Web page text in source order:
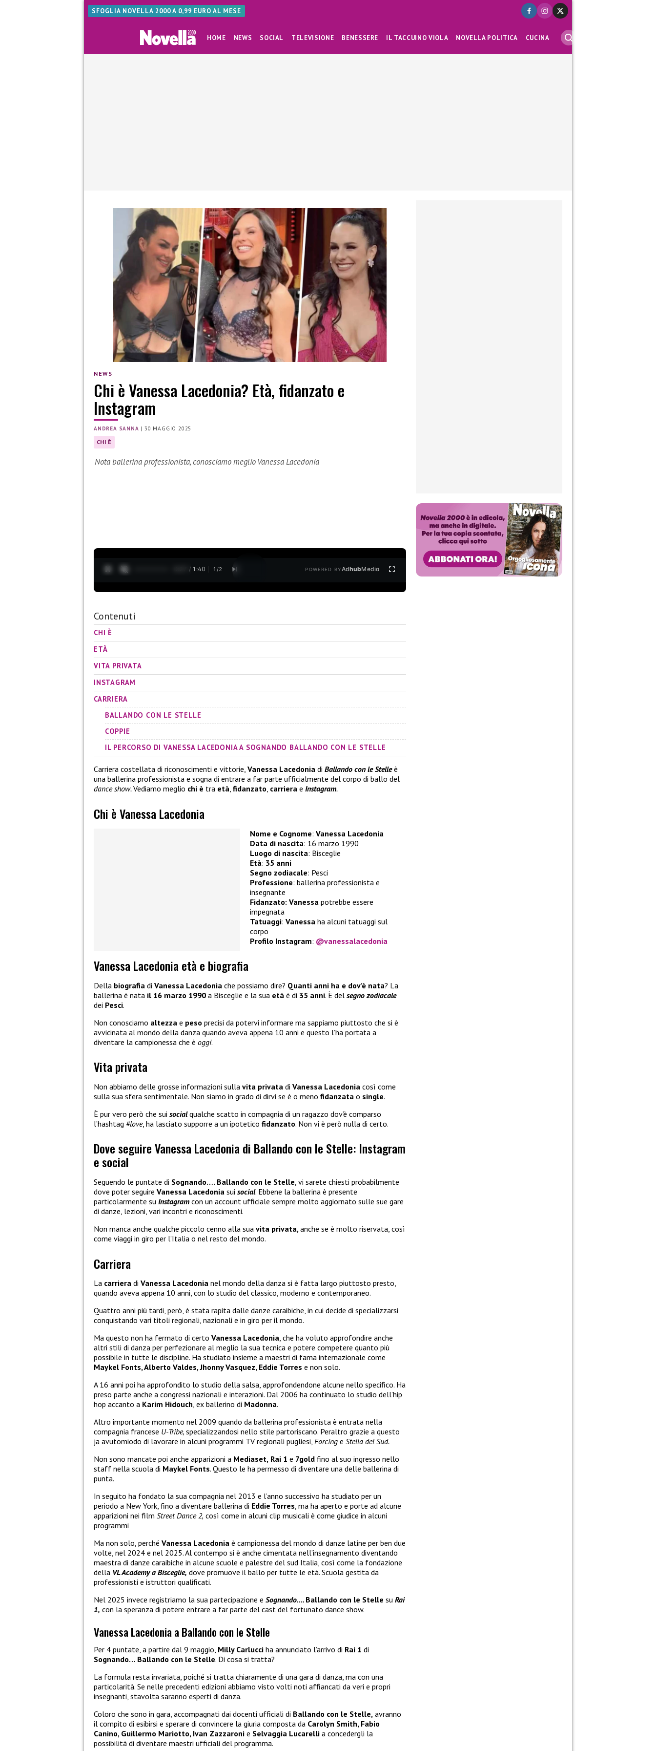
SFOGLIA NOVELLA 2000 A 0,99 EURO AL MESE
HOME NEWS SOCIAL TELEVISIONE BENESSERE IL TACCUINO VIOLA NOVELLA POLITICA CUCINA
NEWS
Chi è Vanessa Lacedonia? Età, fidanzato e
Instagram
ANDREA SANNA |30 MAGGIO 2025
CHI È
Nota ballerina professionista, conosciamo meglio Vanessa Lacedonia
0:28 / 1:40 1 /2 POWERED BYAdhubMedia
Contenuti
CHI È
ETÀ
VITA PRIVATA
INSTAGRAM
CARRIERA
BALLANDO CON LE STELLE
COPPIE
IL PERCORSO DI VANESSA LACEDONIA A SOGNANDO BALLANDO CON LE STELLE
Carriera costellata di riconoscimenti e vittorie, Vanessa Lacedonia di Ballando con le Stelleè
una ballerina professionista e sogna di entrare a far parte ufficialmente del corpo di ballo del
dance show.Vediamo meglio chi è tra età, fidanzato, carriera e Instagram.
Chi è Vanessa Lacedonia
Nome e Cognome: Vanessa Lacedonia
Data di nascita: 16 marzo 1990
Luogo di nascita: Bisceglie
Età: 35 anni
Segno zodiacale: Pesci
Professione: ballerina professionista e
insegnante
Fidanzato: Vanessa potrebbe essere
impegnata
Tatuaggi: Vanessa ha alcuni tatuaggi sul
corpo
Profilo Instagram: @vanessalacedonia
Vanessa Lacedonia età e biografia
Della biografia di Vanessa Lacedonia che possiamo dire? Quanti anni ha e dov’è nata? La
ballerina è nata il 16 marzo 1990 a Bisceglie e la sua età è di 35 anni. È del segno zodiacale
dei Pesci.
Non conosciamo altezza e peso precisi da potervi informare ma sappiamo piuttosto che si è
avvicinata al mondo della danza quando aveva appena 10 anni e questo l’ha portata a
diventare la campionessa che è oggi.
Vita privata
Non abbiamo delle grosse informazioni sulla vita privata di Vanessa Lacedonia così come
sulla sua sfera sentimentale. Non siamo in grado di dirvi se è o meno fidanzata o single.
È pur vero però che sui socialqualche scatto in compagnia di un ragazzo dov’è comparso
l’hashtag #love, ha lasciato supporre a un ipotetico fidanzato. Non vi è però nulla di certo.
Dove seguire Vanessa Lacedonia di Ballando con le Stelle: Instagram
e social
Seguendo le puntate di Sognando…. Ballando con le Stelle, vi sarete chiesti probabilmente
dove poter seguire Vanessa Lacedonia sui social. Ebbene la ballerina è presente
particolarmente su Instagram con un account ufficiale sempre molto aggiornato sulle sue gare
di danze, lezioni, vari incontri e riconoscimenti.
Non manca anche qualche piccolo cenno alla sua vita privata,anche se è molto riservata, così
come viaggi in giro per l’Italia o nel resto del mondo.
Carriera
La carriera di Vanessa Lacedonia nel mondo della danza si è fatta largo piuttosto presto,
quando aveva appena 10 anni, con lo studio del classico, moderno e contemporaneo.
Quattro anni più tardi, però, è stata rapita dalle danze caraibiche, in cui decide di specializzarsi
conquistando vari titoli regionali, nazionali e in giro per il mondo.
Ma questo non ha fermato di certo Vanessa Lacedonia, che ha voluto approfondire anche
altri stili di danza per perfezionare al meglio la sua tecnica e potere competere quanto più
possibile in tutte le discipline. Ha studiato insieme a maestri di fama internazionale come
Maykel Fonts, Alberto Valdes, Jhonny Vasquez, Eddie Torres e non solo.
A 16 anni poi ha approfondito lo studio della salsa, approfondendone alcune nello specifico. Ha
preso parte anche a congressi nazionali e interazioni. Dal 2006 ha continuato lo studio dell’hip
hop accanto a Karim Hidouch, ex ballerino di Madonna.
Altro importante momento nel 2009 quando da ballerina professionista è entrata nella
compagnia francese U-Tribe, specializzandosi nello stile partoriscano. Peraltro grazie a questo
ja avutomiodo di lavorare in alcuni programmi TV regionali pugliesi, Forcing e Stella del Sud.
Non sono mancate poi anche apparizioni a Mediaset, Rai 1 e 7gold fino al suo ingresso nello
staff nella scuola di Maykel Fonts. Questo le ha permesso di diventare una delle ballerina di
punta.
In seguito ha fondato la sua compagnia nel 2013 e l’anno successivo ha studiato per un
periodo a New York, fino a diventare ballerina di Eddie Torres, ma ha aperto e porte ad alcune
apparizioni nei film Street Dance 2, così come in alcuni clip musicali è come giudice in alcuni
programmi
Ma non solo, perché Vanessa Lacedonia è campionessa del mondo di danze latine per ben due
volte, nel 2024 e nel 2025. Al contempo si è anche cimentata nell’insegnamento diventando
maestra di danze caraibiche in alcune scuole e palestre del sud Italia, così come la fondazione
della VL Academy a Bisceglie, dove promuove il ballo per tutte le età. Scuola gestita da
professionisti e istruttori qualificati.
Nel 2025 invece registriamo la sua partecipazione e Sognando…. Ballando con le Stelle su Rai
1, con la speranza di potere entrare a far parte del cast del fortunato dance show.
Vanessa Lacedonia a Ballando con le Stelle
Per 4 puntate, a partire dal 9 maggio, Milly Carlucci ha annunciato l’arrivo di Rai 1 di
Sognando… Ballando con le Stelle. Di cosa si tratta?
La formula resta invariata, poiché si tratta chiaramente di una gara di danza, ma con una
particolarità. Se nelle precedenti edizioni abbiamo visto volti noti affiancati da veri e propri
insegnanti, stavolta saranno esperti di danza.
Coloro che sono in gara, accompagnati dai docenti ufficiali di Ballando con le Stelle, avranno
il compito di esibirsi e sperare di convincere la giuria composta da Carolyn Smith, Fabio
Canino, Guillermo Mariotto, Ivan Zazzaroni e Selvaggia Lucarelli a concedergli la
possibilità di diventare maestri ufficiali del programma.